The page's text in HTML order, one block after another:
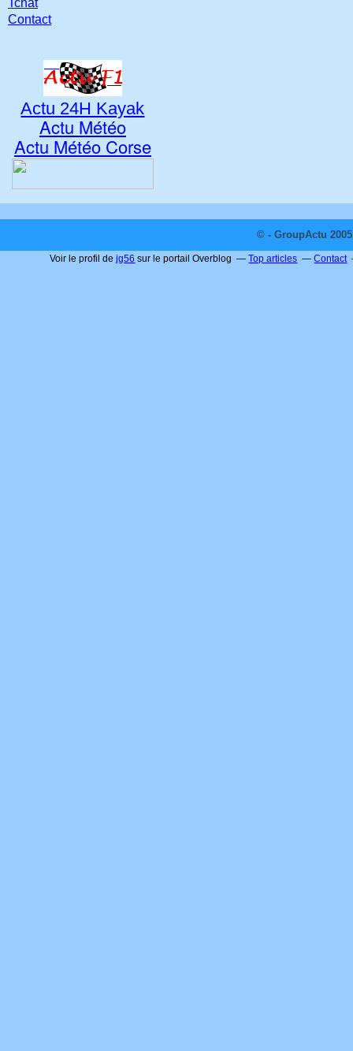
Tchat
Contact
Actu 24H Kayak
Actu Météo
Actu Météo Corse
© - GroupActu
Voir le profil dejg56 sur le portail Overblog Top articles Contact